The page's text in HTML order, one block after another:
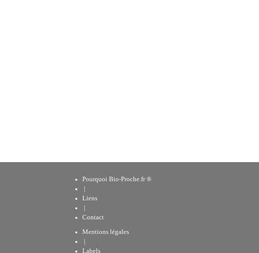
Pourquoi Bio-Proche.fr ®
Liens
Contact
Mentions légales
Labels